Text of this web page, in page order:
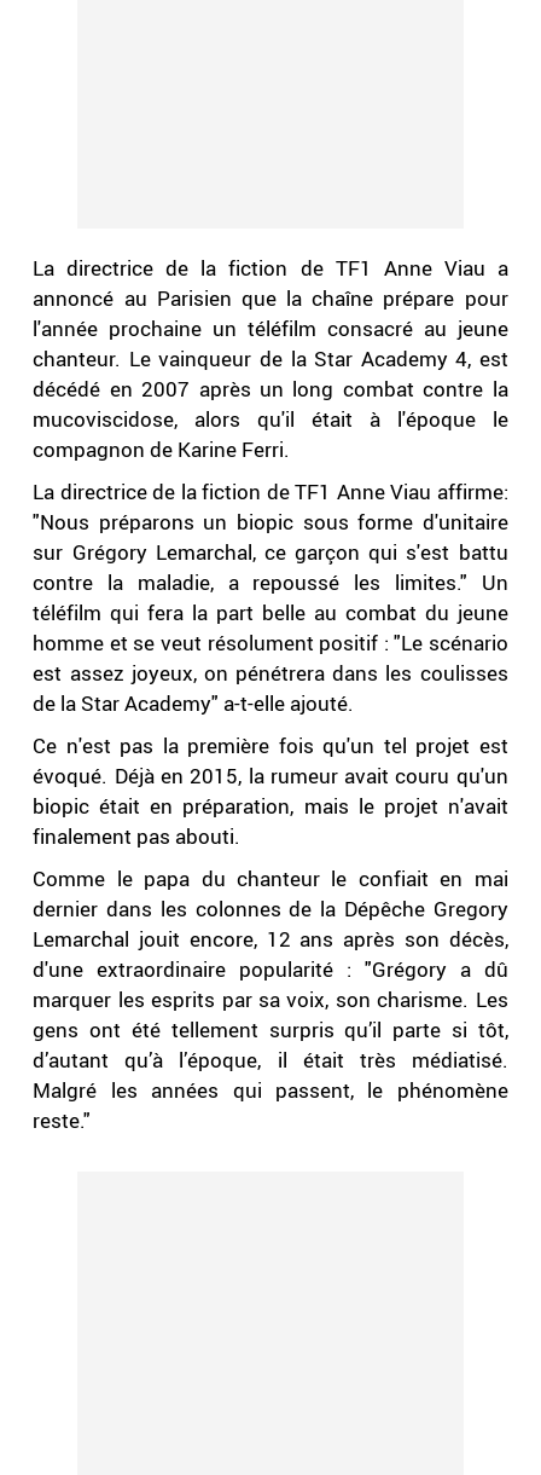
La directrice de la fiction de TF1 Anne Viau a
annoncé au Parisien que la chaîne prépare pour
l'année prochaine un téléfilm consacré au jeune
chanteur. Le vainqueur de la Star Academy 4, est
décédé en 2007 après un long combat contre la
mucoviscidose, alors qu'il était à l'époque le
compagnon de Karine Ferri.
La directrice de la fiction de TF1 Anne Viau affirme:
"Nous préparons un biopic sous forme d'unitaire
sur Grégory Lemarchal, ce garçon qui s'est battu
contre la maladie, a repoussé les limites." Un
téléfilm qui fera la part belle au combat du jeune
homme et se veut résolument positif : "Le scénario
est assez joyeux, on pénétrera dans les coulisses
de la Star Academy" a-t-elle ajouté.
Ce n'est pas la première fois qu'un tel projet est
évoqué. Déjà en 2015, la rumeur avait couru qu'un
biopic était en préparation, mais le projet n'avait
finalement pas abouti.
Comme le papa du chanteur le confiait en mai
dernier dans les colonnes de la Dépêche Gregory
Lemarchal jouit encore, 12 ans après son décès,
d'une extraordinaire popularité : "Grégory a dû
marquer les esprits par sa voix, son charisme. Les
gens ont été tellement surpris qu’il parte si tôt,
d’autant qu’à l’époque, il était très médiatisé.
Malgré les années qui passent, le phénomène
reste."